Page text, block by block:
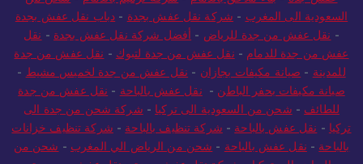
السعودية الى المغرب - شركة نقل عفش بجدة - دباب نقل عفش بجدة
- نقل عفش من جدة للرياض - أفضل شركة نقل عفش بجدة - نقل
عفش من جدة للدمام - نقل عفش من جدة لتبوك - نقل عفش من جدة
للمدينة - صيانة مكيفات بجازان - نقل عفش من جدة لخميس مشيط -
صيانة مكيفات بحفر الباطن - نقل عفش بالباحة - نقل عفش من جدة
للطائف - شحن من السعودية الى تركيا - شركة شحن من جدة الى
تركيا - نقل عفش بالباحة - شركة تنظيف بالباحة - شركة تنظيف خزانات
بالباحة - نقل عفش بالباحة - شحن من الرياض الي المغرب - شحن من